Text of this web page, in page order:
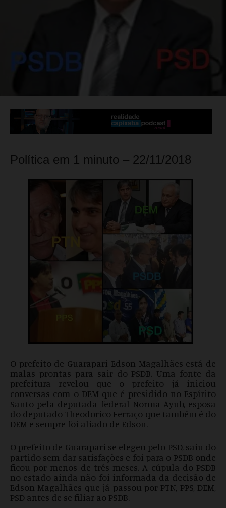
Política em 1 minuto – 22/11/2018
O prefeito de Guarapari Edson Magalhães está de
malas prontas para sair do PSDB. Uma fonte da
prefeitura revelou que o prefeito já iniciou
conversas com o DEM que é presidido no Espírito
Santo pela deputada federal Norma Ayub, esposa
do deputado Theodorico Ferraço que também é do
DEM e sempre foi aliado de Edson.
O prefeito de Guarapari se elegeu pelo PSD, saiu do
partido sem dar satisfações e foi para o PSDB onde
ficou por menos de três meses. A cúpula do PSDB
no estado ainda não foi informada da decisão de
Edson Magalhães que já passou por PTN, PPS, DEM,
PSD antes de se filiar ao PSDB.